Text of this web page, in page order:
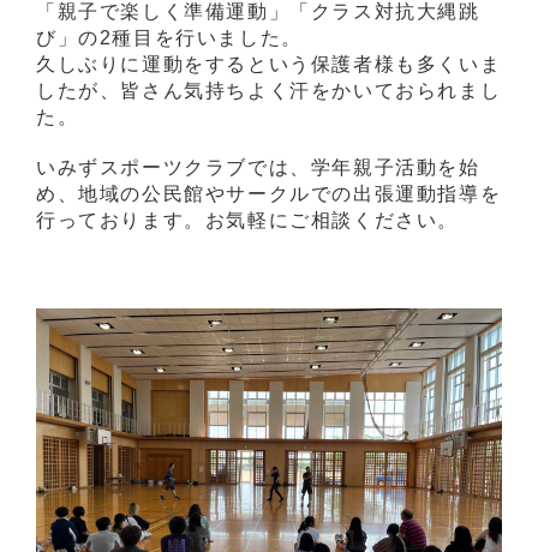
「親子で楽しく準備運動」「クラス対抗大縄跳
び」の2種目を行いました。
久しぶりに運動をするという保護者様も多くいま
したが、皆さん気持ちよく汗をかいておられまし
た。
いみずスポーツクラブでは、学年親子活動を始
め、地域の公民館やサークルでの出張運動指導を
行っております。お気軽にご相談ください。